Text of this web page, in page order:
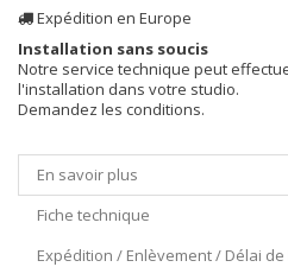
Expédition en Europe
Installation sans soucis
Notre service technique peut
l'installation dans votre studio.
Demandez les conditions.
En savoir plus
Fiche technique
Expédition / Enlèvement / Délai